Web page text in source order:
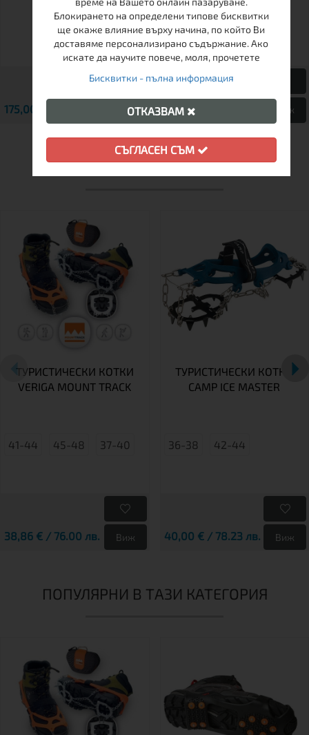
175,00 € / 342.27 лв. Виж 145,00 € / 283.60 лв. Виж
ДРУГИ КЛИЕНТИ ХАРЕСАХА
ТУРИСТИЧЕСКИ КОТКИ
VERIGA MOUNT TRACK
41-44 45-48 37-40
38,86 € / 76.00 лв. Виж
ТУРИСТИЧЕСКИ КОТКИ
CAMP ICE MASTER
36-38 42-44
40,00 € / 78.23 лв. Виж
ПОПУЛЯРНИ В ТАЗИ КАТЕГОРИЯ
Блокирането на определени типове бисквитки
ще окаже влияние върху начина, по който Ви
доставяме персонализирано съдържание. Ако
искате да научите повече, моля, прочетете
Бисквитки - пълна информация
ОТКАЗВАМ
СЪГЛАСЕН СЪМ